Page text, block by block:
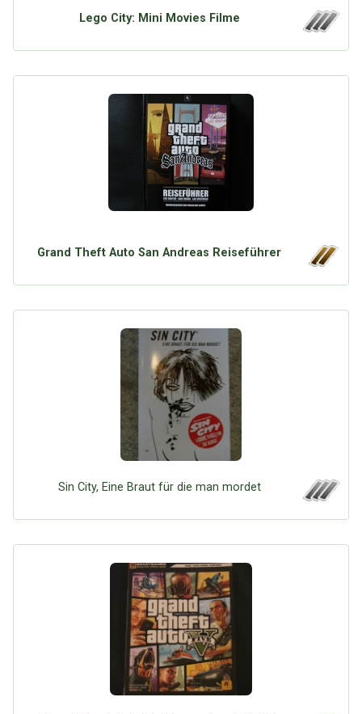
Lego City: Mini Movies Filme
Grand Theft Auto San Andreas Reiseführer
Sin City, Eine Braut für die man mordet